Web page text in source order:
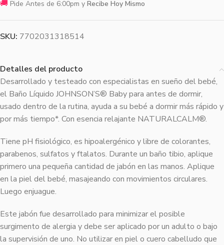
🚚 Pide Antes de 6:00pm y Recibe Hoy Mismo
SKU: 7702031318514
Detalles del producto
Desarrollado y testeado con especialistas en sueño del bebé,
el Baño Líquido JOHNSON’S® Baby para antes de dormir,
usado dentro de la rutina, ayuda a su bebé a dormir más rápido y
por más tiempo*. Con esencia relajante NATURALCALM®.
Tiene pH fisiológico, es hipoalergénico y libre de colorantes,
parabenos, sulfatos y ftalatos. Durante un baño tibio, aplique
primero una pequeña cantidad de jabón en las manos. Aplique
en la piel del bebé, masajeando con movimientos circulares.
Luego enjuague.
Este jabón fue desarrollado para minimizar el posible
surgimento de alergia y debe ser aplicado por un adulto o bajo
la supervisión de uno. No utilizar en piel o cuero cabelludo que